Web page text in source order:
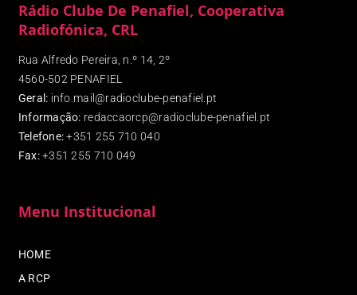
Rádio Clube De Penafiel, Cooperativa
Radiofónica, CRL
Rua Alfredo Pereira, n.º 14, 2º
4560-502 PENAFIEL
Geral: info.mail@radioclube-penafiel.pt
Informação: redaccaorcp@radioclube-penafiel.pt
Telefone: +351 255 710 040
Fax:+351 255 710 049
Menu Institucional
HOME
A RCP